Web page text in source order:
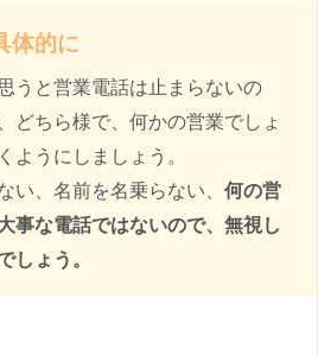
体的に
うと営業電話は止まらないの
どちら様で、何かの営業でしょ
ようにしましょう。
い、名前を名乗らない、 何の営
事な電話ではないので、無視し
しょう。